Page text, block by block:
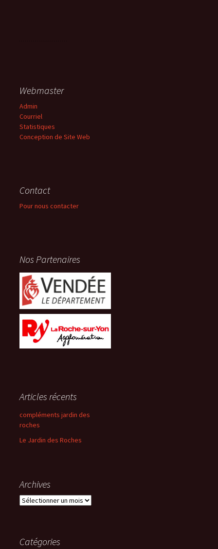
Webmaster
Admin
Courriel
Statistiques
Conception de Site Web
Contact
Pour nous contacter
Nos Partenaires
Articles récents
compléments jardin des
roches
Le Jardin des Roches
Archives
Archives
Catégories